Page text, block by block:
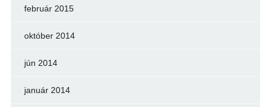
február 2015
október 2014
jún 2014
január 2014